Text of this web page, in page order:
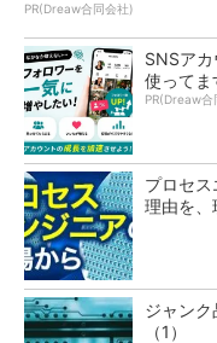
PR(Dreaw合同会社)
SNSア
使ってま
PR(Dreaw合
プロセ
理由を、
ジャン
（1）